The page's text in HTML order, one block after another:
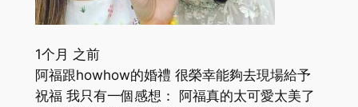
1个月 之前
阿福跟howhow的婚禮 很榮幸能夠去現場給予
祝福 我只有一個感想： 阿福真的太可愛太美了